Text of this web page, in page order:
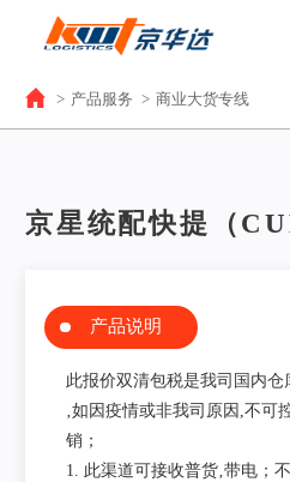
> 产品服务 > 商业大货专线
京星统配快提（
产品说明
此报价双清包税是我司国内
‚如因疫情或非我司原因,不可
销；
1. 此渠道可接收普货‚带电；